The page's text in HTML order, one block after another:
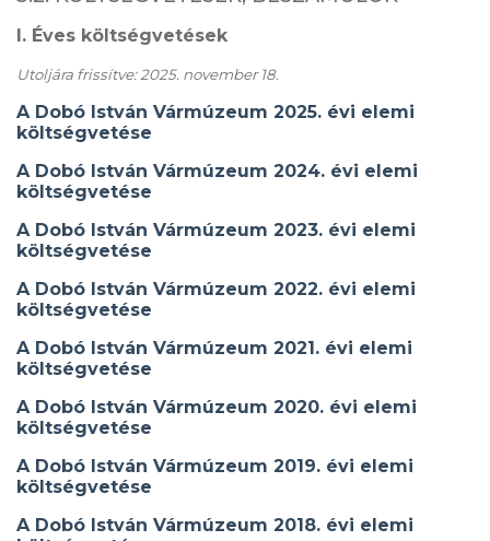
I. Éves költségvetések
Utoljára frissítve: 2025. november 18.
ADobó István Vármúzeum 2025. évi elemi
költségvetése
A Dobó István Vármúzeum 2024. évi elemi
költségvetése
A Dobó István Vármúzeum 2023. évi elemi
költségvetése
A Dobó István Vármúzeum 2022. évi elemi
költségvetése
A Dobó István Vármúzeum 2021. évi elemi
költségvetése
A Dobó István Vármúzeum 2020. évi elemi
költségvetése
A Dobó István Vármúzeum 2019. évi elemi
költségvetése
A Dobó István Vármúzeum 2018. évi elemi